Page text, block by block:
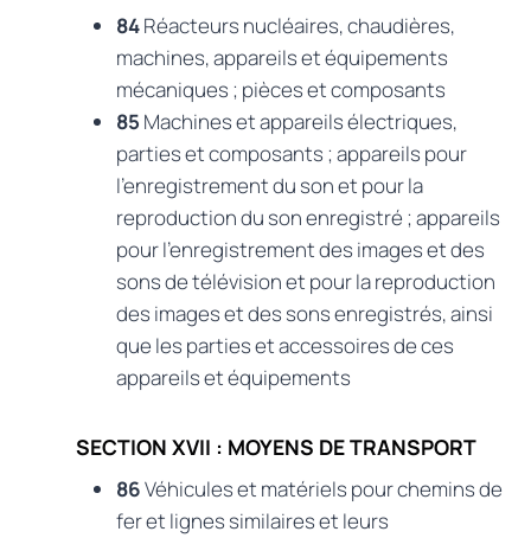
84Réacteurs nucléaires, chaudières,
machines, appareils et équipements
mécaniques ; pièces et composants
85 Machines et appareils électriques,
parties et composants ; appareils pour
l’enregistrement du son et pour la
reproduction du son enregistré ; appareils
pour l’enregistrement des images et des
sons de télévision et pour la reproduction
des images et des sons enregistrés, ainsi
que les parties et accessoires de ces
appareils et équipements
SECTION XVII : MOYENS DE TRANSPORT
86Véhicules et matériels pour chemins de
fer et lignes similaires et leurs